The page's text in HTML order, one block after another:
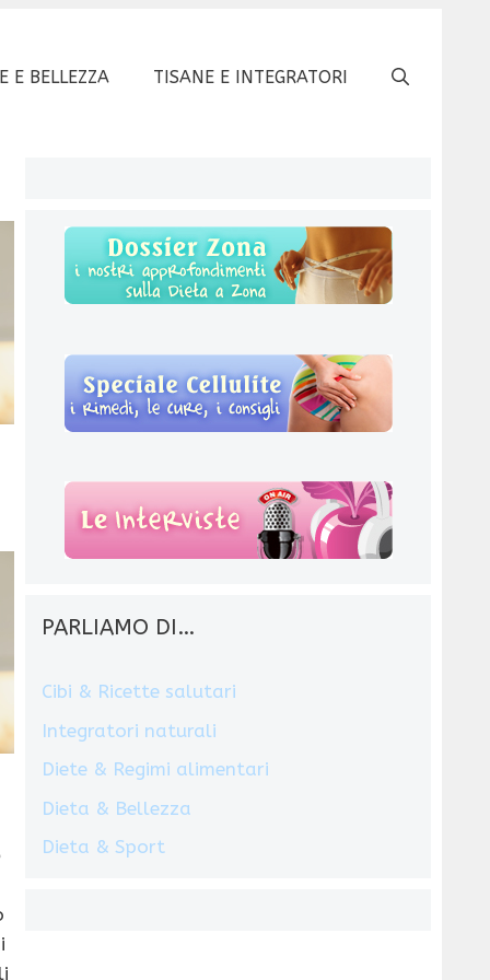
E BELLEZZA TISANE E INTEGRATORI
PARLIAMO DI…
Cibi & Ricette salutari
Integratori naturali
Diete & Regimi alimentari
Dieta & Bellezza
Dieta & Sport